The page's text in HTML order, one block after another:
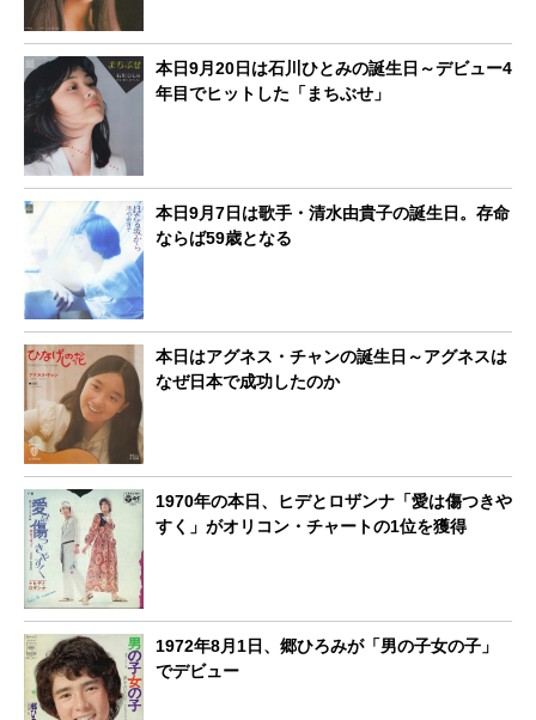
本日9月20日は石川ひとみの誕生日～デビュー4
年目でヒットした「まちぶせ」
本日9月7日は歌手・清水由貴子の誕生日。存命
ならば59歳となる
本日はアグネス・チャンの誕生日～アグネスは
なぜ日本で成功したのか
1970年の本日、ヒデとロザンナ「愛は傷つきや
すく」がオリコン・チャートの1位を獲得
1972年8月1日、郷ひろみが「男の子女の子」
でデビュー